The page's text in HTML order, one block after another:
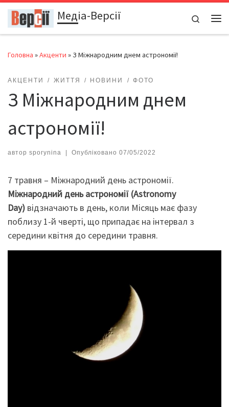
Перейти до вмістуМедіа-Версії
Search
Головна »Акценти » З Міжнародним днем астрономії!
АКЦЕНТИ ЖИТТЯ НОВИНИ ФОТО
З Міжнародним днем
астрономії!
автор sporynina | Опубліковано 07/05/2022
7 травня – Міжнародний день астрономії.
Міжнародний день астрономії (Astronomy
Day) відзначають в день, коли Місяць має фазу
поблизу 1-й чверті, що припадає на інтервал з
середини квітня до середини травня.